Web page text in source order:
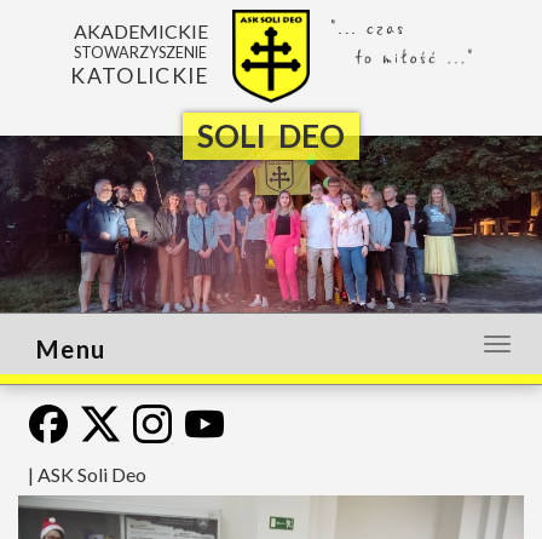
SOLI DEO
AKADEMICKIE
STOWARZYSZENIE
KATOLICKIE
lub
Menu
| ASK Soli Deo